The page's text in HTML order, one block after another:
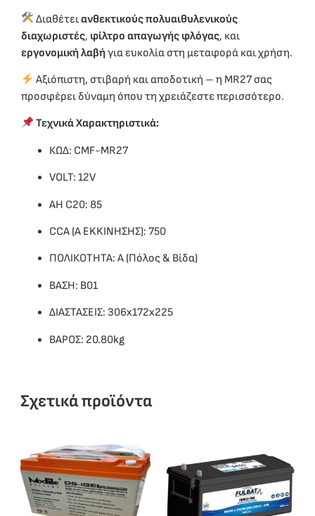
Διαθέτειανθεκτικούς πολυαιθυλενικούς
διαχωριστές, φίλτρο απαγωγής φλόγας, και
εργονομική λαβήγια ευκολία στη μεταφορά και χρήση.
Αξιόπιστη, στιβαρή και αποδοτική – η MR27 σας
προσφέρει δύναμη όπου τη χρειάζεστε περισσότερο.
Τεχνικά Χαρακτηριστικά:
ΚΩΔ: CMF-MR27
VOLT: 12V
ΑΗ C20: 85
CCA (A EKKINHΣΗΣ): 750
ΠΟΛΙΚΟΤΗΤΑ: A (Πόλος & Βίδα)
ΒΑΣΗ: B01
ΔΙΑΣΤΑΣΕΙΣ: 306x172x225
ΒΑΡΟΣ: 20.80kg
Σχετικά προϊόντα